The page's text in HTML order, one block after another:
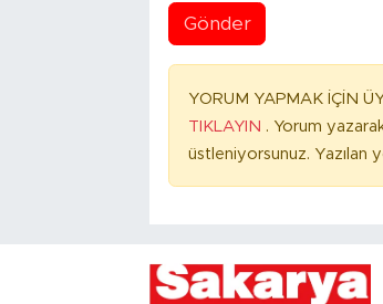
Gönder
YORUM YAPMAK İÇİN
TIKLAYIN . Yorum
üstleniyorsunuz. Yazılan